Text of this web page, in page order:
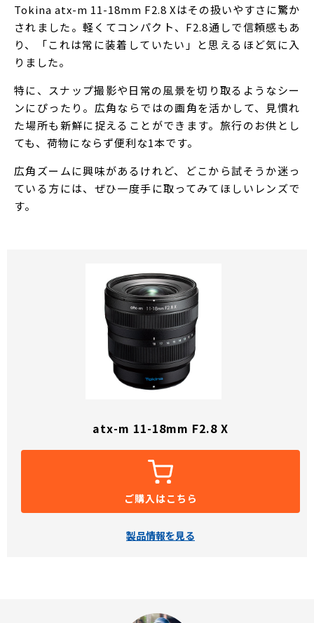
Tokina atx-m 11-18mm F2.8 Xはその扱いやすさに驚か
されました。軽くてコンパクト、F2.8通しで信頼感もあ
り、「これは常に装着していたい」と思えるほど気に入
りました。
特に、スナップ撮影や日常の風景を切り取るようなシー
ンにぴったり。広角ならではの画角を活かして、見慣れ
た場所も新鮮に捉えることができます。旅行のお供とし
ても、荷物にならず便利な1本です。
広角ズームに興味があるけれど、どこから試そうか迷っ
ている方には、ぜひ一度手に取ってみてほしいレンズで
す。
atx-m 11-18mm F2.8 X
ご購入はこちら
製品情報を見る